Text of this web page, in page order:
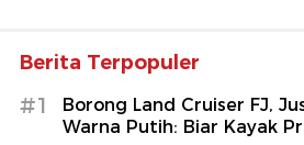
Berita Terpopuler
#1
Borong Land Cruiser FJ,
Warna Putih: Biar Kayak